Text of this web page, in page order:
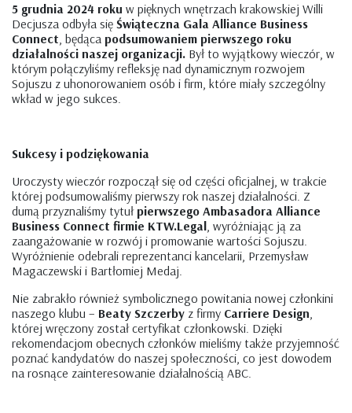
5 grudnia 2024 roku w pięknych wnętrzach krakowskiej Willi
Decjusza odbyła się Świąteczna Gala Alliance Business
Connect, będąca podsumowaniem pierwszego roku
działalności naszej organizacji. Był to wyjątkowy wieczór, w
którym połączyliśmy refleksję nad dynamicznym rozwojem
Sojuszu z uhonorowaniem osób i firm, które miały szczególny
wkład w jego sukces.
Sukcesy i podziękowania
Uroczysty wieczór rozpoczął się od części oficjalnej, w trakcie
której podsumowaliśmy pierwszy rok naszej działalności. Z
dumą przyznaliśmy tytuł pierwszego Ambasadora Alliance
Business Connect firmie KTW.Legal, wyróżniając ją za
zaangażowanie w rozwój i promowanie wartości Sojuszu.
Wyróżnienie odebrali reprezentanci kancelarii, Przemysław
Magaczewski i Bartłomiej Medaj.
Nie zabrakło również symbolicznego powitania nowej członkini
naszego klubu – Beaty Szczerby z firmy Carriere Design,
której wręczony został certyfikat członkowski. Dzięki
rekomendacjom obecnych członków mieliśmy także przyjemność
poznać kandydatów do naszej społeczności, co jest dowodem
na rosnące zainteresowanie działalnością ABC.